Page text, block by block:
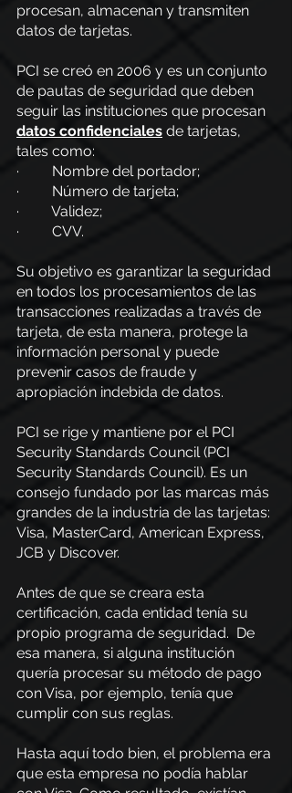
procesan, almacenan y transmiten
datos de tarjetas.
PCI se creó en 2006 y es un conjunto
de pautas de seguridad que deben
seguir las instituciones que procesan
datos confidenciales de tarjetas,
tales como:
·         Nombre del portador;
·         Número de tarjeta;
·         Validez;
·         CVV.
Su objetivo es garantizar la seguridad
en todos los procesamientos de las
transacciones realizadas a través de
tarjeta, de esta manera, protege la
información personal y puede
prevenir casos de fraude y
apropiación indebida de datos.
PCI se rige y mantiene por el PCI
Security Standards Council (PCI
Security Standards Council). Es un
consejo fundado por las marcas más
grandes de la industria de las tarjetas:
Visa, MasterCard, American Express,
JCB y Discover.
Antes de que se creara esta
certificación, cada entidad tenía su
propio programa de seguridad.  De
esa manera, si alguna institución
quería procesar su método de pago
con Visa, por ejemplo, tenía que
cumplir con sus reglas.
Hasta aquí todo bien, el problema era
que esta empresa no podía hablar